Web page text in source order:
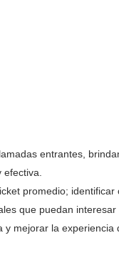
entrantes,
promedio;
que puedan
mejorar la experiencia